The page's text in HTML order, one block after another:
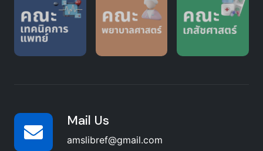
Mail Us
amslibref@gmail.com